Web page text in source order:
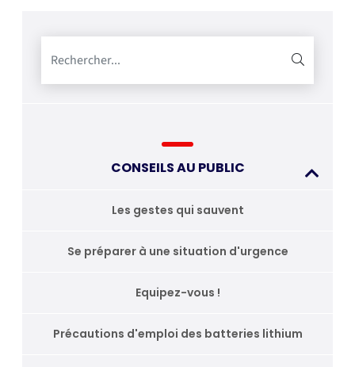
CONSEILS AU PUBLIC
Les gestes qui sauvent
Se préparer à une situation d'urgence
Equipez-vous !
Précautions d'emploi des batteries lithium